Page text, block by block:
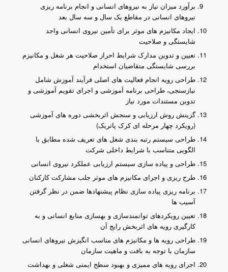
برآورد میزان نیاز به نیروهای انسانی و انجام برنامه ریزی
نیروهای انسانی در مقاطع یک سال و سه سال بعد
ایجاد مکانیزم های موثر برای تأمین نیروی انسانی واجد
شایستگی و صلاحیت
تعیین و تدوین مدارک شرایط احراز صلاحیت هر شغل و مکانیزم
بررسی شایستگی متقاضیان استخدام
طراحی رویه انجام فعالیت های اصلی فرآیند آموزش شامل
نیازسنجی، طراحی برنامه آموزشی و اجرای تقویم آموزشی و
تدوین مستندات مورد نیاز
گزینش روش ارزیابی و سنجش اثربخشی دوره های آموزشی
(رویکرد چهار مرحله ای کرک پاتریک)
طراحی سیستم رتبه بندی شغل های تعریف شده مطابق با
الگویی متناسب با شرایط داخلی شرکت
طراحی و پیاده سازی سیستم ارزیابی عملکرد نیروی انسانی
طرح ریزی و اجرای مکانیزم های موثر جلب مشارکت کارکنان
برنامه ریزی پیاده سازی نظام پیشنهادها ضمن در نظر گرفتن
آسیب ها
تعیین رویکردهای توانمندسازی و بهسازی منابع انسانی و به
کارگیری رویه های اثربخش رایج آن
طراحی رویه ها و مکانیزم های مناسب انگیزش نیروهای انسانی
سازمان با توجه به بافت و ماهیت سازمان
اجرای رویه های ممیزی و بهبود سطح ایمنی شغلی و بهداشت